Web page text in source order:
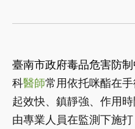
臺南市政府毒品危害防
科醫師常用依托咪酯在
起效快、鎮靜強、作用
由專業人員在監測下施